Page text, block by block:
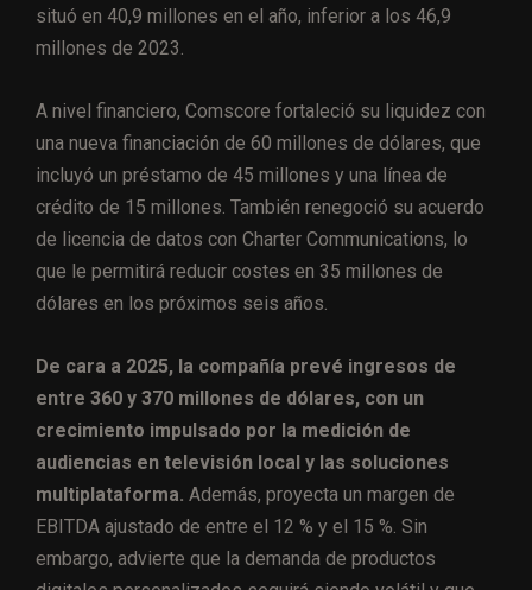
situó en 40,9 millones en el año, inferior a los 46,9
millones de 2023.
A nivel financiero, Comscore fortaleció su liquidez con
una nueva financiación de 60 millones de dólares, que
incluyó un préstamo de 45 millones y una línea de
crédito de 15 millones. También renegoció su acuerdo
de licencia de datos con Charter Communications, lo
que le permitirá reducir costes en 35 millones de
dólares en los próximos seis años.
De cara a 2025, la compañía prevé ingresos de
entre 360 y 370 millones de dólares, con un
crecimiento impulsado por la medición de
audiencias en televisión local y las soluciones
multiplataforma. Además, proyecta un margen de
EBITDA ajustado de entre el 12 % y el 15 %. Sin
embargo, advierte que la demanda de productos